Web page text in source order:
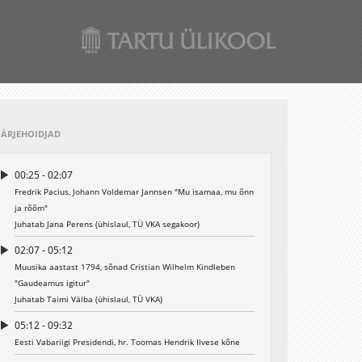
00:25 - 02:07
Fredrik Pacius, Johann Voldemar Jannsen "Mu isamaa, mu õnn
ja rõõm"
Juhatab Jana Perens (ühislaul, TÜ VKA segakoor)
02:07 - 05:12
Muusika aastast 1794, sõnad Cristian Wilhelm Kindleben
"Gaudeamus igitur"
Juhatab Taimi Välba (ühislaul, TÜ VKA)
05:12 - 09:32
Eesti Vabariigi Presidendi, hr. Toomas Hendrik Ilvese kõne